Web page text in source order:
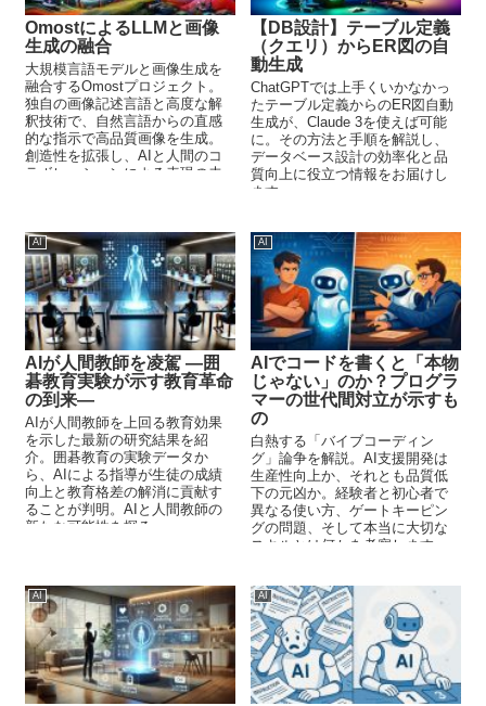
OmostによるLLMと画像
生成の融合
大規模言語モデルと画像生成を
融合するOmostプロジェクト。
独自の画像記述言語と高度な解
釈技術で、自然言語からの直感
的な指示で高品質画像を生成。
創造性を拡張し、AIと人間のコ
ラボレーションによる表現の未
【DB設計】テーブル定義
（クエリ）からER図の自
動生成
ChatGPTでは上手くいかなかっ
たテーブル定義からのER図自動
生成が、Claude 3を使えば可能
に。その方法と手順を解説し、
データベース設計の効率化と品
質向上に役立つ情報をお届けし
ます。
AI
AIが人間教師を凌駕 ―囲
碁教育実験が示す教育革命
の到来―
AIが人間教師を上回る教育効果
を示した最新の研究結果を紹
介。囲碁教育の実験データか
ら、AIによる指導が生徒の成績
向上と教育格差の解消に貢献す
ることが判明。AIと人間教師の
新たな可能性を探る。
AI
AIでコードを書くと「本物
じゃない」のか？プログラ
マーの世代間対立が示すも
の
白熱する「バイブコーディン
グ」論争を解説。AI支援開発は
生産性向上か、それとも品質低
下の元凶か。経験者と初心者で
異なる使い方、ゲートキーピン
グの問題、そして本当に大切な
スキルとは何かを考察します。
AI AI